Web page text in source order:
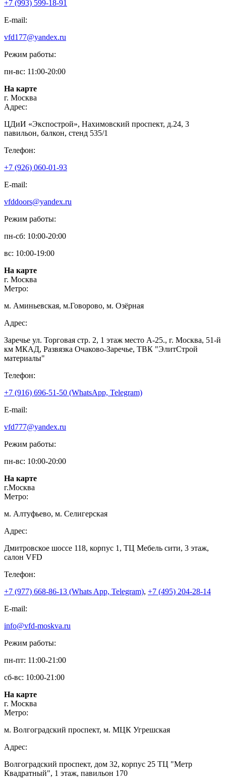
+7 (993) 599-18-91
E-mail:
vfd177@yandex.ru
Режим работы:
пн-вс: 11:00-20:00
На карте
г. Москва
Адрес:
ЦДиИ «Экспострой», Нахимовский проспект, д.24, 3
павильон, балкон, стенд 535/1
Телефон:
+7 (926) 060-01-93
E-mail:
vfddoors@yandex.ru
Режим работы:
пн-сб: 10:00-20:00
вс: 10:00-19:00
На карте
г. Москва
Метро:
м. Аминьевская, м.Говорово, м. Озёрная
Адрес:
Заречье ул. Торговая стр. 2, 1 этаж место A-25., г. Москва, 51-й
км МКАД, Развязка Очаково-Заречье, ТВК "ЭлитСтрой
материалы"
Телефон:
+7 (916) 696-51-50 (WhatsApp, Telegram)
E-mail:
vfd777@yandex.ru
Режим работы:
пн-вс: 10:00-20:00
На карте
г.Москва
Метро:
м. Алтуфьево, м. Селигерская
Адрес:
Дмитровское шоссе 118, корпус 1, ТЦ Мебель сити, 3 этаж,
салон VFD
Телефон:
+7 (977) 668-86-13 (Whats App, Telegram), +7 (495) 204-28-14
E-mail:
info@vfd-moskva.ru
Режим работы:
пн-пт: 11:00-21:00
сб-вс: 10:00-21:00
На карте
г. Москва
Метро:
м. Волгоградский проспект, м. МЦК Угрешская
Адрес:
Волгоградский проспект, дом 32, корпус 25 ТЦ "Метр
Квадратный", 1 этаж, павильон 170